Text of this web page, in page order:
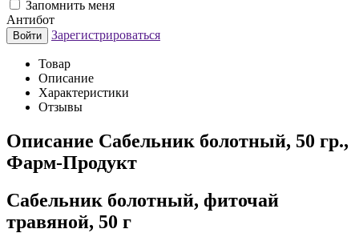
Запомнить меня
Антибот
Войти Зарегистрироваться
Товар
Описание
Характеристики
Отзывы
Описание Сабельник болотный, 50 гр.,
Фарм-Продукт
Сабельник болотный, фиточай
травяной, 50 г